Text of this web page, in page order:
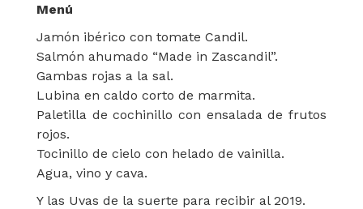
Menú
Jamón ibérico con tomate Candil.
Salmón ahumado “Made in Zascandil”.
Gambas rojas a la sal.
Lubina en caldo corto de marmita.
Paletilla de cochinillo con ensalada de frutos
rojos.
Tocinillo de cielo con helado de vainilla.
Agua, vino y cava.
Y las Uvas de la suerte para recibir al 2019.